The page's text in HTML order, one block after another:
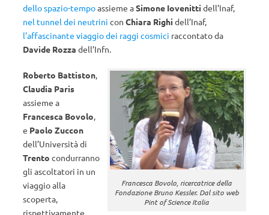
dello spazio-tempoassieme aSimone Iovenitti dell’Inaf,
nel tunnel dei neutrini con Chiara Righi dell’Inaf,
l’affascinante viaggio dei raggi cosmici raccontato da
Davide Rozza dell’Infn.
Francesca Bovolo, ricercatrice della
Fondazione Bruno Kessler. Dal sito web
Pint of Science Italia
Roberto Battiston,
Claudia Paris
assieme a
Francesca Bovolo,
e Paolo Zuccon
dell’Università di
Trento condurranno
gli ascoltatori in un
viaggio alla
scoperta,
rispettivamente,